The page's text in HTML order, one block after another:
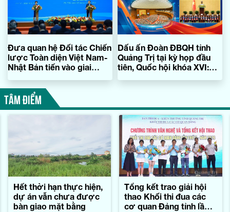
Đưa quan hệ Đối tác Chiến
lược Toàn diện Việt Nam-
Nhật Bản tiến vào giai
Dấu ấn Đoàn ĐBQH tỉnh
Quảng Trị tại kỳ họp đầu
tiên, Quốc hội khóa XVI:
TÂM ĐIỂM
Hết thời hạn thực hiện,
dự án vẫn chưa được
bàn giao mặt bằng
Tổng kết trao giải hội
thao Khối thi đua các
cơ quan Đảng tỉnh lần